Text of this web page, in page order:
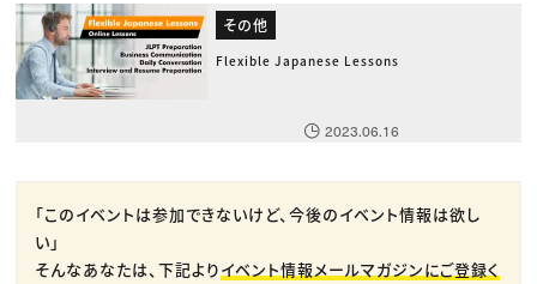
その他
Flexible Japanese Lessons
2023.06.16
「このイベントは参加できないけど、今後のイベント情報は欲し
い」
そんなあなたは、下記よりイベント情報メールマガジンにご登録く